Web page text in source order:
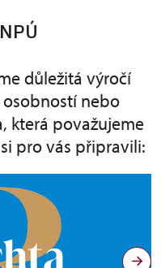
důležitá výročí
nebo
která považujeme
pro vás připravili: